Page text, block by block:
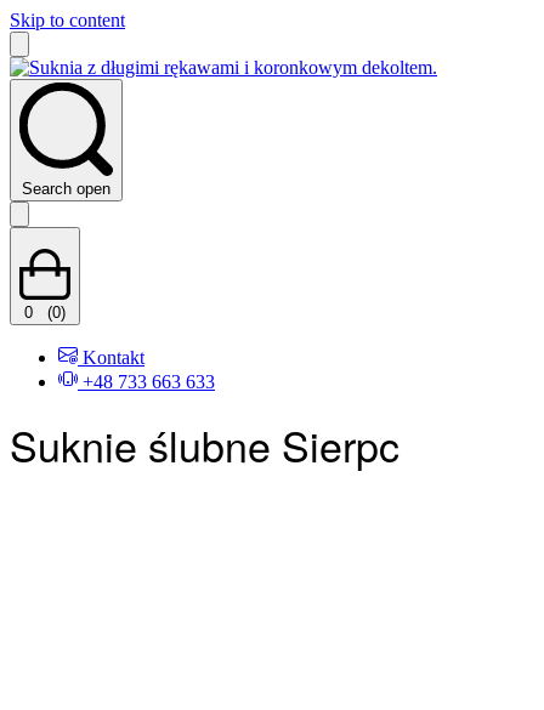
Skip to content
Search open
0 (0)
Kontakt
+48 733 663 633
Suknie ślubne Sierpc